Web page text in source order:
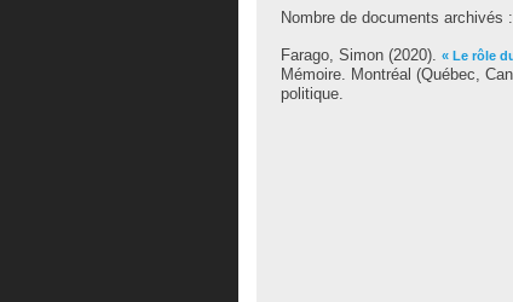
Nombre de documents archivés :
Farago, Simon (2020). « Le rôle
Mémoire. Montréal (Québec,
politique.